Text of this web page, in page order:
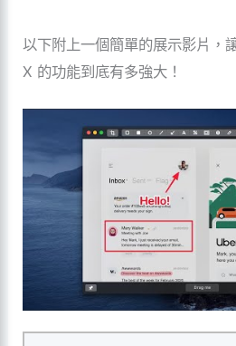
以下附上一個簡單的展示影片，
X 的功能到底有多強大！